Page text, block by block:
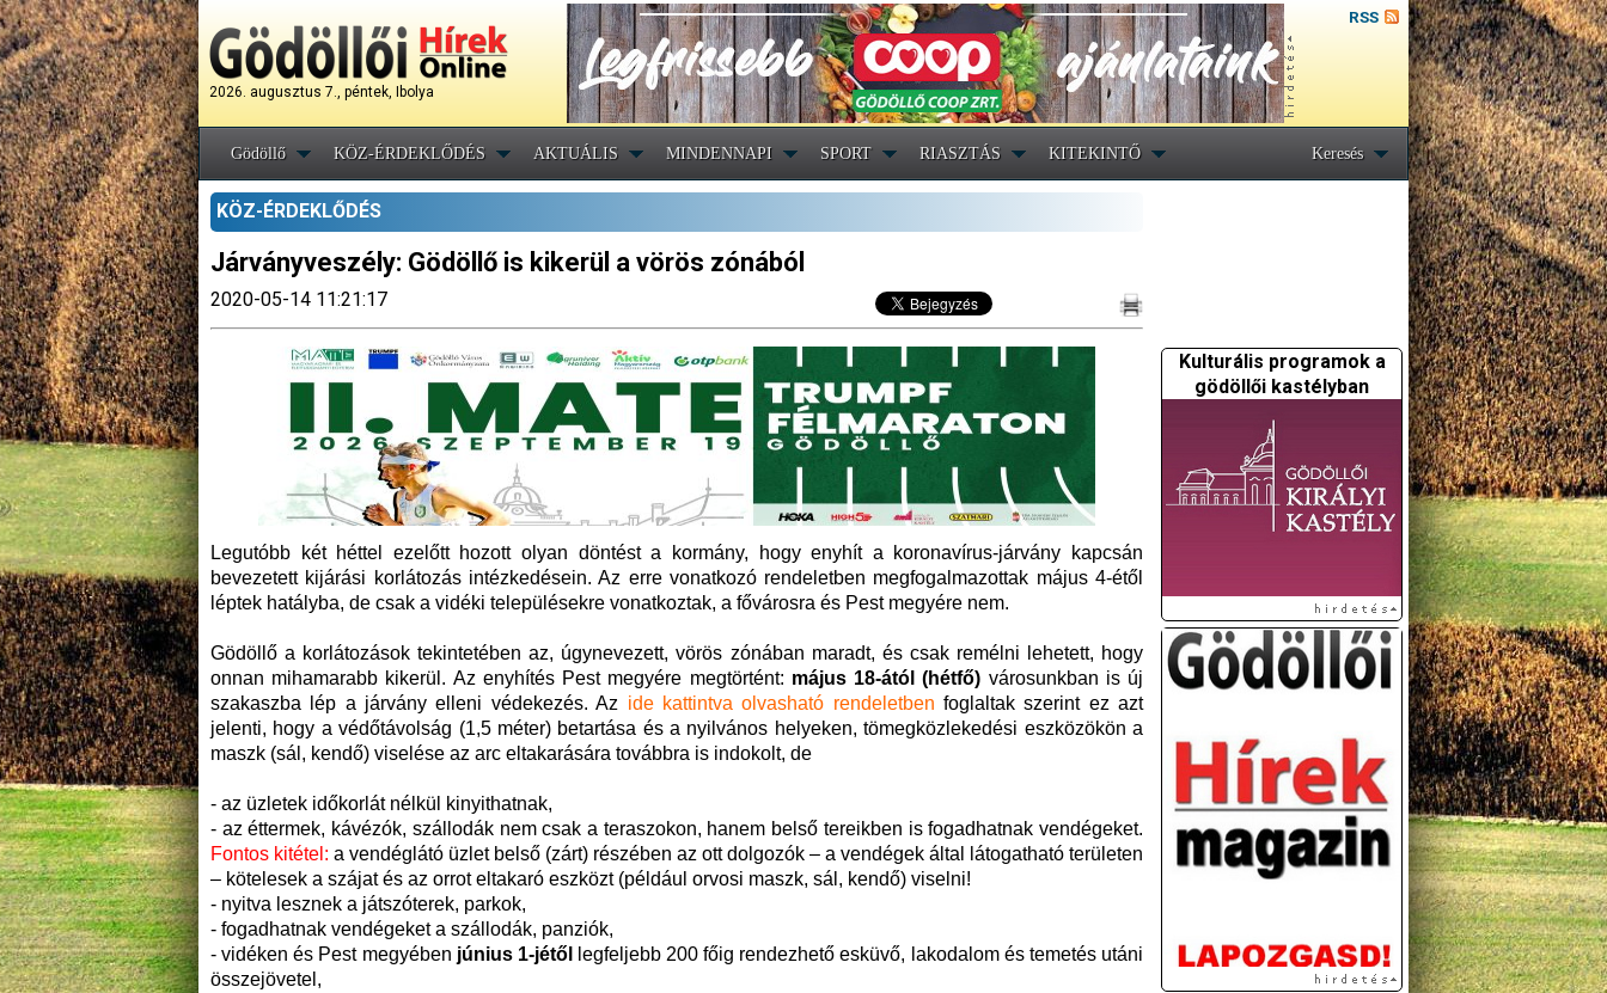
2026. augusztus 7., péntek, Ibolya
RSS
Gödöllő KÖZ-ÉRDEKLŐDÉS AKTUÁLIS MINDENNAPI SPORT RIASZTÁS KITEKINTŐ Keresés
KÖZ-ÉRDEKLŐDÉS
Járványveszély: Gödöllő is kikerül a vörös zónából
2020-05-14 11:21:17
Legutóbb két héttel ezelőtt hozott olyan döntést a kormány, hogy enyhít a koronavírus-járvány kapcsán
bevezetett kijárási korlátozás intézkedésein. Az erre vonatkozó rendeletben megfogalmazottak május 4-étől
léptek hatályba, de csak a vidéki településekre vonatkoztak, a fővárosra és Pest megyére nem.
Gödöllő a korlátozások tekintetében az, úgynevezett, vörös zónában maradt, és csak remélni lehetett, hogy
onnan mihamarabb kikerül. Az enyhítés Pest megyére megtörtént: május 18-ától (hétfő) városunkban is új
szakaszba lép a járvány elleni védekezés. Az ide kattintva olvasható rendeletben foglaltak szerint ez azt
jelenti, hogy a védőtávolság (1,5 méter) betartása és a nyilvános helyeken, tömegközlekedési eszközökön a
maszk (sál, kendő) viselése az arc eltakarására továbbra is indokolt, de
- az üzletek időkorlát nélkül kinyithatnak,
- az éttermek, kávézók, szállodák nem csak a teraszokon, hanem belső tereikben is fogadhatnak vendégeket.
Fontos kitétel: a vendéglátó üzlet belső (zárt) részében az ott dolgozók – a vendégek által látogatható területen
– kötelesek a szájat és az orrot eltakaró eszközt (például orvosi maszk, sál, kendő) viselni!
- nyitva lesznek a játszóterek, parkok,
- fogadhatnak vendégeket a szállodák, panziók,
- vidéken és Pest megyében június 1-jétől
legfeljebb 200 főig rendezhető esküvő, lakodalom és temetés utáni
összejövetel,
Kulturális programok a
gödöllői kastélyban